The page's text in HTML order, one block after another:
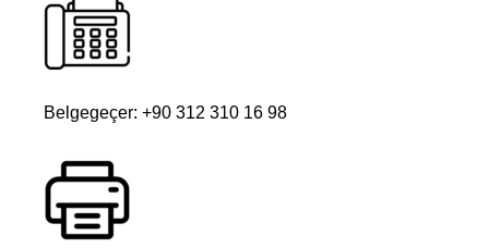
Belgegeçer: +90 312 310 16 98